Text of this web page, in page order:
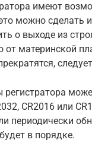
имеют
можно сделать
о выходе из
от материнской
CR2016 или
периодически
в порядке.